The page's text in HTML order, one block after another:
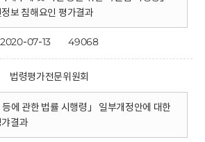
보 침해요인 평가결과
2020-07-13 49068
법령평가전문위원회
등에 관한 법률 시행령」 일부개정안에 대한
결과